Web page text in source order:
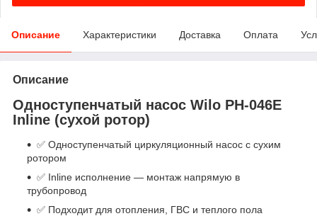
Описание Характеристики Доставка Оплата
Описание
Одноступенчатый насос Wilo PH-046E
Inline (сухой ротор)
✅ Одноступенчатый циркуляционный насос с сухим
ротором
✅ Inline исполнение — монтаж напрямую в
трубопровод
✅ Подходит для отопления, ГВС и теплого пола